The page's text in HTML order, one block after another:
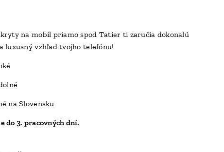
na mobil priamo spod Tatier ti zaručia dokonalú
luxusný vzhľad tvojho telefónu!
na Slovensku
do 3. pracovných dní.